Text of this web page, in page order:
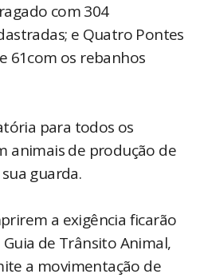
com 304
e Quatro Pontes
61com os rebanhos
para todos os
animais de produção de
guarda.
a exigência ficarão
de Trânsito Animal,
a movimentação de